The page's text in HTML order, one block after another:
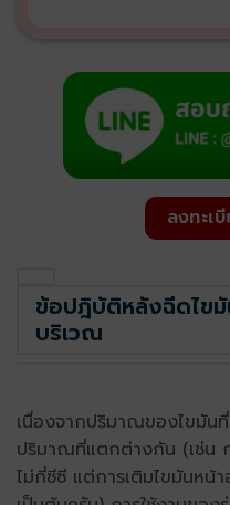
ลงทะเ
ข้อปฎิบัติหลังฉีดไขมั
บริเวณ
เนื่องจากปริมาณของไขมันที่
ปริมาณที่แตกต่างกัน (เช่น
ไม่กี่ซีซี แต่การเติมไขมันหน้